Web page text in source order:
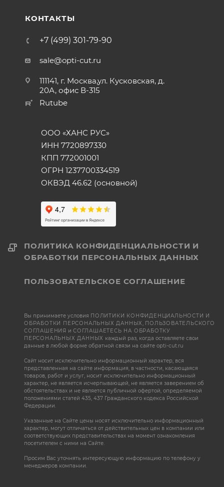
КОНТАКТЫ
+7 (499) 301-79-90
sale@opti-cut.ru
111141, г. Москва,ул. Кусковская, д.
20А, офис В-315
Rutube
ООО «ХАНС РУС»
ИНН 7720897330
КПП 772001001
ОГРН 1237700334519
ОКВЭД 46.62 (основной)
ПОЛИТИКА КОНФИДЕНЦИАЛЬНОСТИ И
ОБРАБОТКИ ПЕРСОНАЛЬНЫХ ДАННЫХ
ПОЛЬЗОВАТЕЛЬСКОЕ СОГЛАШЕНИЕ
Вы принимаете условия ПОЛИТИКИ КОНФИДЕНЦИАЛЬНОСТИ И
ОБРАБОТКИ ПЕРСОНАЛЬНЫХ ДАННЫХ, ПОЛЬЗОВАТЕЛЬСКОГО
СОГЛАШЕНИЯ иСОГЛАШАЕТЕСЬ НА ОБРАБОТКУ
ПЕРСОНАЛЬНЫХ ДАННЫХ каждый раз, когда оставляете свои
данные в любой форме обратной связи на сайте opti-cut.ru
Сайт носит исключительно информационный характер, вся
представленная на сайте информация, в частности, касающаяся
товаров, работ и услуг, носит исключительно информационный
характер, не является исчерпывающей, не является заверением об
обстоятельствах и не является публичной офертой, определяемой
положениями статей 435, 437 Гражданского кодекса Российской
Федерации.
Указанные на Сайте цены носят исключительно информационный
характер, могут отличаться от действительных цен в компании или
соответствующих представительствах на момент ознакомления
посетителем с ними на Сайте.
Просим Вас уточнять интересующую информацию по телефону у
менеджеров компании.